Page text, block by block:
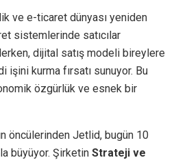
ve e-ticaret dünyası yeniden
sistemlerinde satıcılar
dijital satış modeli bireylere
kurma fırsatı sunuyor. Bu
özgürlük ve esnek bir
öncülerinden Jetlid, bugün 10
büyüyor. Şirketin Strateji ve